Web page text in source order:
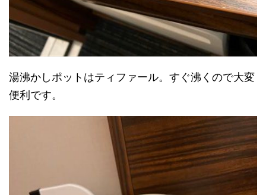
湯沸かしポットはティファール。すぐ沸くので大変
便利です。